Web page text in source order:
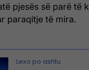
pjesës së parë të
paraqitje të mira.